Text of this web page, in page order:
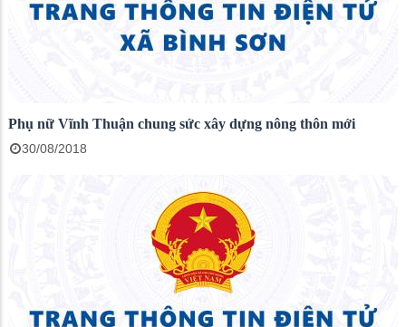
Phụ nữ Vĩnh Thuận chung sức xây dựng nông thôn mới
30/08/2018